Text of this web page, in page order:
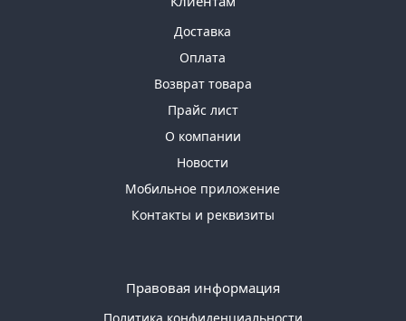
Доставка
Оплата
Возврат товара
Прайс лист
О компании
Новости
Мобильное приложение
Контакты и реквизиты
Правовая информация
Политика конфиденциальности